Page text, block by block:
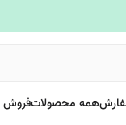
همه محصولاتفروش